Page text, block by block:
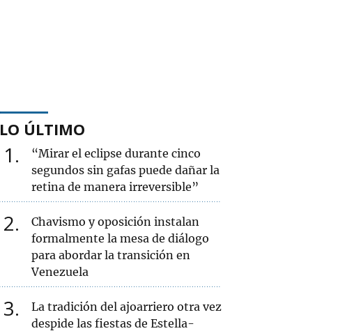
LO ÚLTIMO
1
“Mirar el eclipse durante cinco
segundos sin gafas puede dañar la
retina de manera irreversible”
2
Chavismo y oposición instalan
formalmente la mesa de diálogo
para abordar la transición en
Venezuela
3
La tradición del ajoarriero otra vez
despide las fiestas de Estella-